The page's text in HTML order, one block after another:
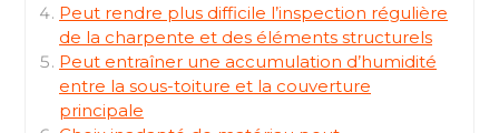
Peut rendre plus difficile l’inspection régulière
de la charpente et des éléments structurels
Peut entraîner une accumulation d’humidité
entre la sous-toiture et la couverture
principale